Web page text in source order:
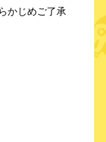
かじめご了承